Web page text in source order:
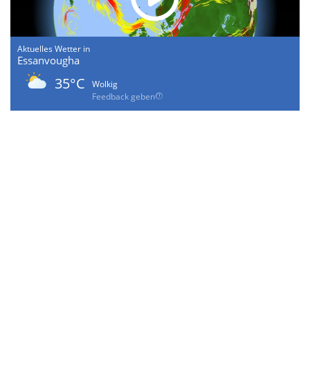
Aktuelles Wetter in
Essanvougha
35°C
Wolkig
Feedback geben